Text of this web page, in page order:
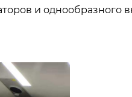
и однообразного